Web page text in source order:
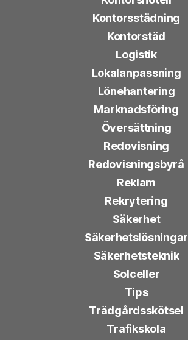
Kontorsstädning
Kontorstäd
Logistik
Lokalanpassning
Lönehantering
Marknadsföring
Översättning
Redovisning
Redovisningsbyrå
Reklam
Rekrytering
Säkerhet
Säkerhetslösningar
Säkerhetsteknik
Solceller
Tips
Trädgårdsskötsel
Trafikskola